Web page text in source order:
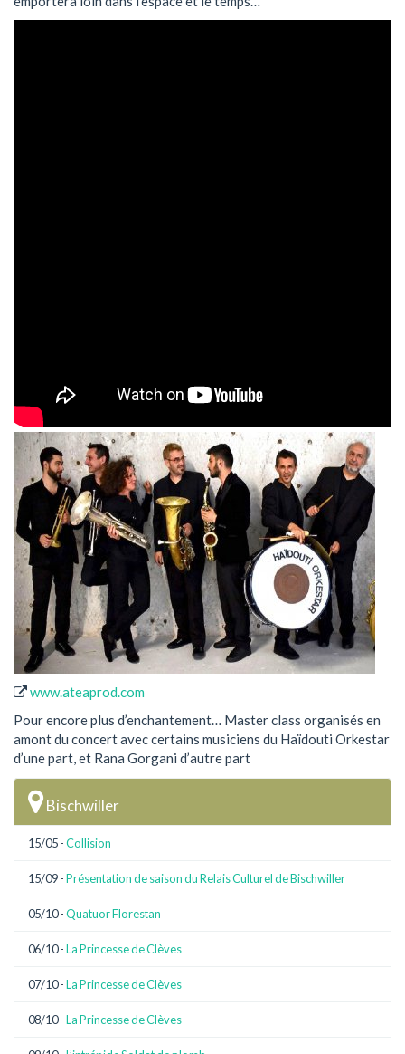
www.ateaprod.com
Pour encore plus d’enchantement… Master class organisés en
amont du concert avec certains musiciens du Haïdouti Orkestar
d’une part, et Rana Gorgani d’autre part
Bischwiller
15/05 -Collision
15/09 -Présentation de saison du Relais Culturel de Bischwiller
05/10 -Quatuor Florestan
06/10 -La Princesse de Clèves
07/10 -La Princesse de Clèves
08/10 -La Princesse de Clèves